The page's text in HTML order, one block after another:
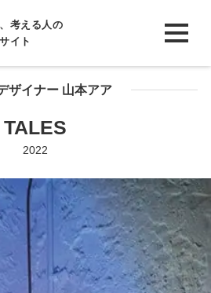
考える人の
イト
ザイナー 山本アア
TALES
2022